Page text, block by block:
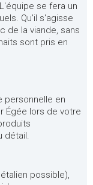
se fera un
Qu'il s'agisse
de la viande, sans
sont pris en
personnelle en
Égée lors de votre
détail.
possible),